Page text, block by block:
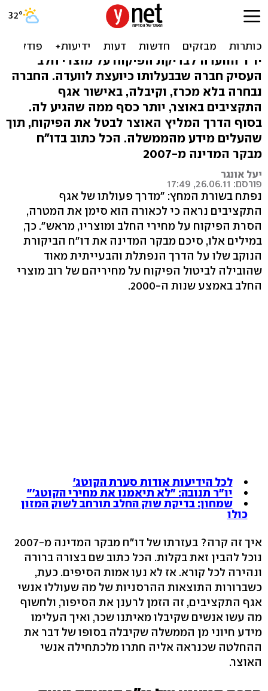
הפיקוח על מחיר הקוטג' - מה
הסתירו באוצר?
יו"ר הוועדה לבדיקת הפיקוח על מוצרי חלב
העסיק חברה שבבעלותו כיועצת לוועדה. החברה
נבחרה בלא מכרז, וקיבלה, באישור אגף
התקציבים באוצר, יותר כסף ממה שהגיע לה.
בסוף הדרך המליץ האוצר לבטל את הפיקוח, תוך
שהעלים מידע מהממשלה. הכל כתוב בדו"ח
מבקר המדינה מ-2007
יעל אונגר
פורסם: 26.06.11, 17:49
נפתח בשורת המחץ: "מדרך פעולתו של אגף
התקציבים נראה כי לכאורה הוא סימן את המטרה,
הסרת הפיקוח על מחירי החלב ומוצריו, מראש". כך,
במילים אלו, סיכם מבקר המדינה את דו"ח הביקורת
הנוקב שלו על הדרך הנפתלת והבעייתית מאוד
שהובילה לביטול הפיקוח על מחיריהם של רוב מוצרי
החלב באמצע שנות ה-2000.
לכל הידיעות אודות סערת הקוטג'
יו"ר תנובה: "לא תיאמנו את מחירי הקוטג'"
שמחון: בדיקת שוק החלב תורחב לשוק המזון
כולו
איך זה קרה? בעזרתו של דו"ח מבקר המדינה מ-2007
נוכל להבין זאת בקלות. הכל כתוב שם בצורה ברורה
ונהירה לכל קורא. אז לא נעו אמות הסיפים. כעת,
כשברורות התוצאות ההרסניות של מה שעוללו אנשי
אגף התקציבים, זה הזמן לרענן את הסיפור, ולחשוף
מה עשו אנשים שקיבלו מאיתנו שכר, ואיך העלימו
מידע חיוני מן הממשלה שקיבלה בסופו של דבר את
ההחלטה שכנראה אליה חתרו מלכתחילה אנשי
האוצר.